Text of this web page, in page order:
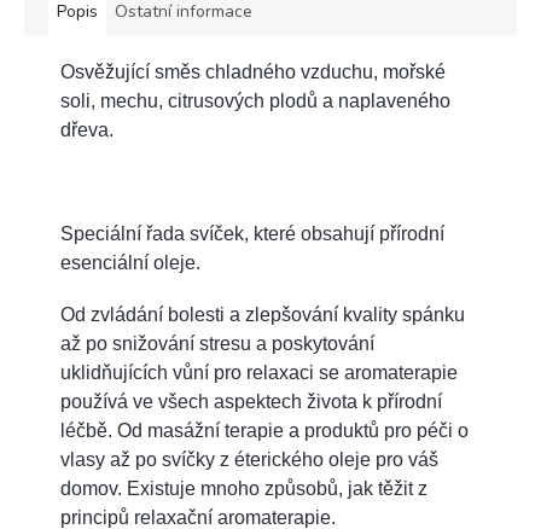
Popis Ostatní informace
Osvěžující směs chladného vzduchu, mořské
soli, mechu, citrusových plodů a naplaveného
dřeva.
Speciální řada svíček, které obsahují přírodní
esenciální oleje.
Od zvládání bolesti a zlepšování kvality spánku
až po snižování stresu a poskytování
uklidňujících vůní pro relaxaci se aromaterapie
používá ve všech aspektech života k přírodní
léčbě. Od masážní terapie a produktů pro péči o
vlasy až po svíčky z éterického oleje pro váš
domov. Existuje mnoho způsobů, jak těžit z
principů relaxační aromaterapie.